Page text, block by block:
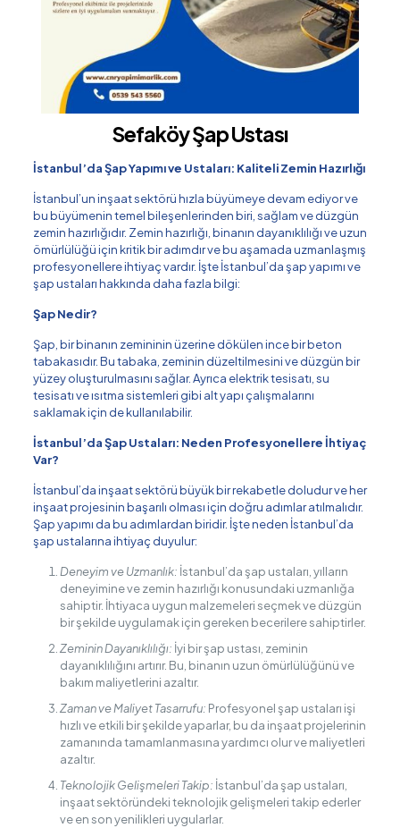
Sefaköy Şap Ustası
İstanbul’da Şap Yapımı ve Ustaları: Kaliteli Zemin Hazırlığı
İstanbul’un inşaat sektörü hızla büyümeye devam ediyor ve
bu büyümenin temel bileşenlerinden biri, sağlam ve düzgün
zemin hazırlığıdır. Zemin hazırlığı, binanın dayanıklılığı ve uzun
ömürlülüğü için kritik bir adımdır ve bu aşamada uzmanlaşmış
profesyonellere ihtiyaç vardır. İşte İstanbul’da şap yapımı ve
şap ustaları hakkında daha fazla bilgi:
Şap Nedir?
Şap, bir binanın zemininin üzerine dökülen ince bir beton
tabakasıdır. Bu tabaka, zeminin düzeltilmesini ve düzgün bir
yüzey oluşturulmasını sağlar. Ayrıca elektrik tesisatı, su
tesisatı ve ısıtma sistemleri gibi alt yapı çalışmalarını
saklamak için de kullanılabilir.
İstanbul’da Şap Ustaları: Neden Profesyonellere İhtiyaç
Var?
İstanbul’da inşaat sektörü büyük bir rekabetle doludur ve her
inşaat projesinin başarılı olması için doğru adımlar atılmalıdır.
Şap yapımı da bu adımlardan biridir. İşte neden İstanbul’da
şap ustalarına ihtiyaç duyulur:
Deneyim ve Uzmanlık: İstanbul’da şap ustaları, yılların
deneyimine ve zemin hazırlığı konusundaki uzmanlığa
sahiptir. İhtiyaca uygun malzemeleri seçmek ve düzgün
bir şekilde uygulamak için gereken becerilere sahiptirler.
Zeminin Dayanıklılığı: İyi bir şap ustası, zeminin
dayanıklılığını artırır. Bu, binanın uzun ömürlülüğünü ve
bakım maliyetlerini azaltır.
Zaman ve Maliyet Tasarrufu: Profesyonel şap ustaları işi
hızlı ve etkili bir şekilde yaparlar, bu da inşaat projelerinin
zamanında tamamlanmasına yardımcı olur ve maliyetleri
azaltır.
Teknolojik Gelişmeleri Takip: İstanbul’da şap ustaları,
inşaat sektöründeki teknolojik gelişmeleri takip ederler
ve en son yenilikleri uygularlar.